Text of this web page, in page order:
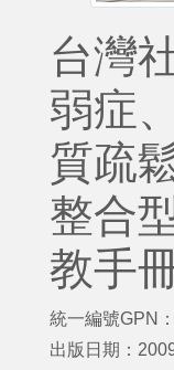
台灣
弱症
質疏
整合
教手
統一編號GPN
出版日期：